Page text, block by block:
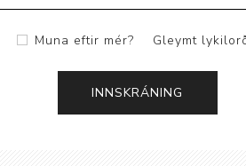
Muna eftir mér? Gleymt